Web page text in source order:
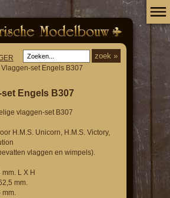
Vlaggen-set Engels B307
Engels B307
vlaggen-set B307
H.M.S. Unicorn, H.M.S. Victory,
vlaggen en wimpels).
L X H
mm.
mm.